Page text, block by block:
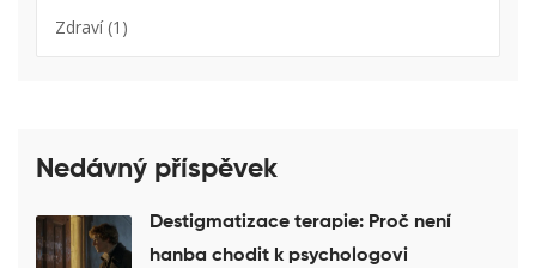
Zdraví(1)
Nedávný příspěvek
Destigmatizace terapie: Proč není
hanba chodit k psychologovi